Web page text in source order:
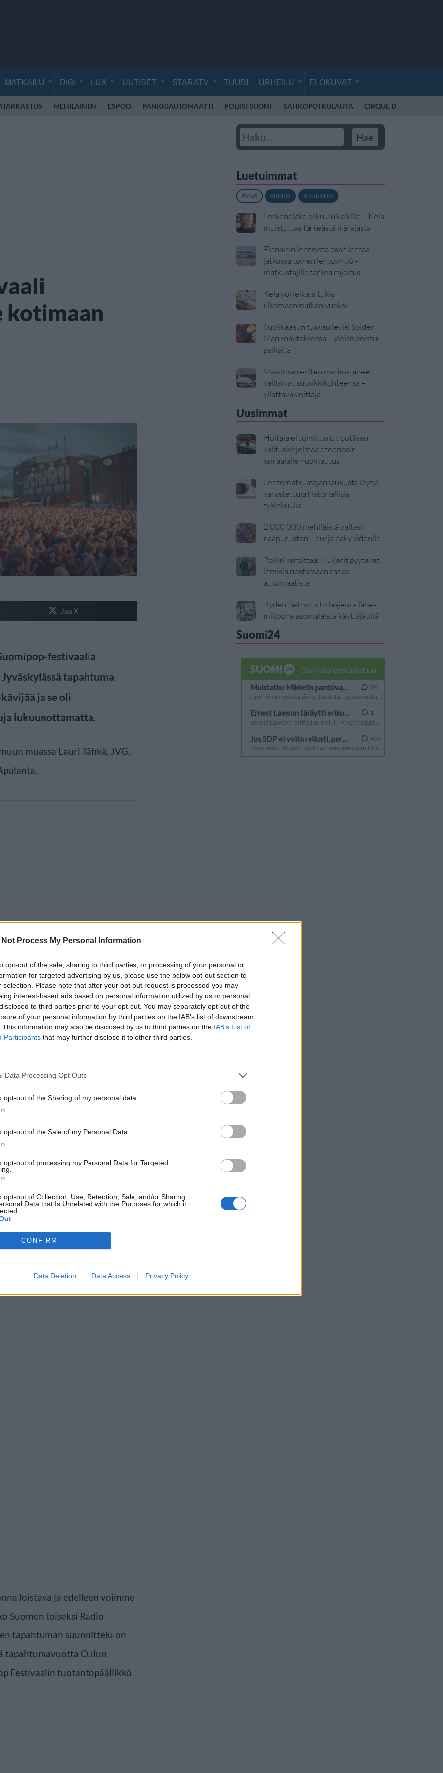
Not Process My Personal Information
opt-out of the sale, sharing to third parties, or processing of your personal or
for targeted advertising by us, please use the below opt-out section to
selection. Please note that after your opt-out request is processed you may
interest-based ads based on personal information utilized by us or personal
to third parties prior to your opt-out. You may separately opt-out of the
of your personal information by third parties on the IAB’s list of downstream
This information may also be disclosed by us to third parties on the IAB’s List of
Participants that may further disclose it to other third parties.
Data Processing Opt Outs
opt-out of the Sharing of my personal data.
opt-out of the Sale of my Personal Data.
opt-out of processing my Personal Data for Targeted
opt-out of Collection, Use, Retention, Sale, and/or Sharing
Data that Is Unrelated with the Purposes for which it
CONFIRM
Data Deletion Data Access Privacy Policy
MATKAILU DIGI LUX UUTISET STARATV TUUBI URHEILU ELOKUVAT
MEHILÄINEN ESPOO PANKKIAUTOMAATTI POLIISI SUOMI SÄHKÖPOTKULAUTA CIRQUE DU SOLEIL
kotimaan
Jaa X
festivaalia
tapahtuma
ja se oli
lukuunottamatta.
muassa Lauri Tähkä, JVG,
juhlii ensi vuonna 15.
katamme pöydän taatusti
kattauksesta tapahtuman
syksyllä, paljastaa
Anniina Havukainen.
esimerkiksi Behm,
JVG, Juha Tapio, Arttu Wiskari,
loistava ja edelleen voimme
Suomen toiseksi Radio
tapahtuman suunnittelu on
tapahtumavuotta Oulun
Festivaalin tuotantopäällikkö
Luetuimmat
PÄIVÄ VIIKKO KUUKAUSI
Leskeneläke ei kuulu kaikille – Kela
muistuttaa tärkeästä ikärajasta
Finnairin lennoista osan lentää
jatkossa toinen lentoyhtiö –
matkustajille tärkeä rajoitus
Kela voi leikata tukia
ulkomaanmatkan vuoksi
Suolikaasun tuoksu levisi Spider-
Man -näytöksessä – yleisö poistui
paikalta
Maailman eniten matkustaneet
valitsivat suosikkikohteensa –
yllättävä voittaja
Uusimmat
Hoitaja ei toimittanut potilaan
valituskirjelmää eteenpäin –
sairaalalle huomautus
Lentomatkustajan laukusta löytyi
varastettuja historiallisia
tykinkuulia
2 000 000 mehiläistä valtasi
naapuruston – hurja näky videolle
Poliisi varoittaa: Huijarit pyytävät
ihmisiä nostamaan rahaa
automaatista
Ryden tietomurto laajeni – lähes
miljoona suomalaista käyttäjätiliä
Suomi24